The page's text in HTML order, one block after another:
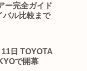
ー完全ガイド
バル比較まで
日 TOYOTA
で開幕